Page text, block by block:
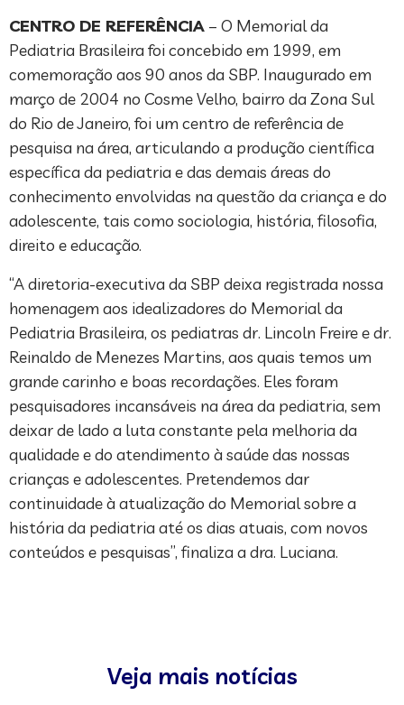
CENTRO DE REFERÊNCIA – O Memorial da
Pediatria Brasileira foi concebido em 1999, em
comemoração aos 90 anos da SBP. Inaugurado em
março de 2004 no Cosme Velho, bairro da Zona Sul
do Rio de Janeiro, foi um centro de referência de
pesquisa na área, articulando a produção científica
específica da pediatria e das demais áreas do
conhecimento envolvidas na questão da criança e do
adolescente, tais como sociologia, história, filosofia,
direito e educação.
“A diretoria-executiva da SBP deixa registrada nossa
homenagem aos idealizadores do Memorial da
Pediatria Brasileira, os pediatras dr. Lincoln Freire e dr.
Reinaldo de Menezes Martins, aos quais temos um
grande carinho e boas recordações. Eles foram
pesquisadores incansáveis na área da pediatria, sem
deixar de lado a luta constante pela melhoria da
qualidade e do atendimento à saúde das nossas
crianças e adolescentes. Pretendemos dar
continuidade à atualização do Memorial sobre a
história da pediatria até os dias atuais, com novos
conteúdos e pesquisas”, finaliza a dra. Luciana.
Veja mais notícias